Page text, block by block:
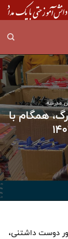
مدرسه
همگام با
دوست داشتنی،